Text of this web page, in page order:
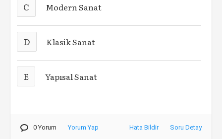
C Modern Sanat
D Klasik Sanat
E Yapısal Sanat
0 Yorum Yorum Yap Hata Bildir Soru Detay